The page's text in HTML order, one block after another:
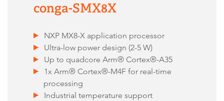
conga-SMX8X
NXP MX8-X application processor
Ultra-low power design (2-5 W)
Up to quadcore Arm® Cortex®-A35
1x Arm® Cortex®-M4F for real-time
processing
Industrial temperature support